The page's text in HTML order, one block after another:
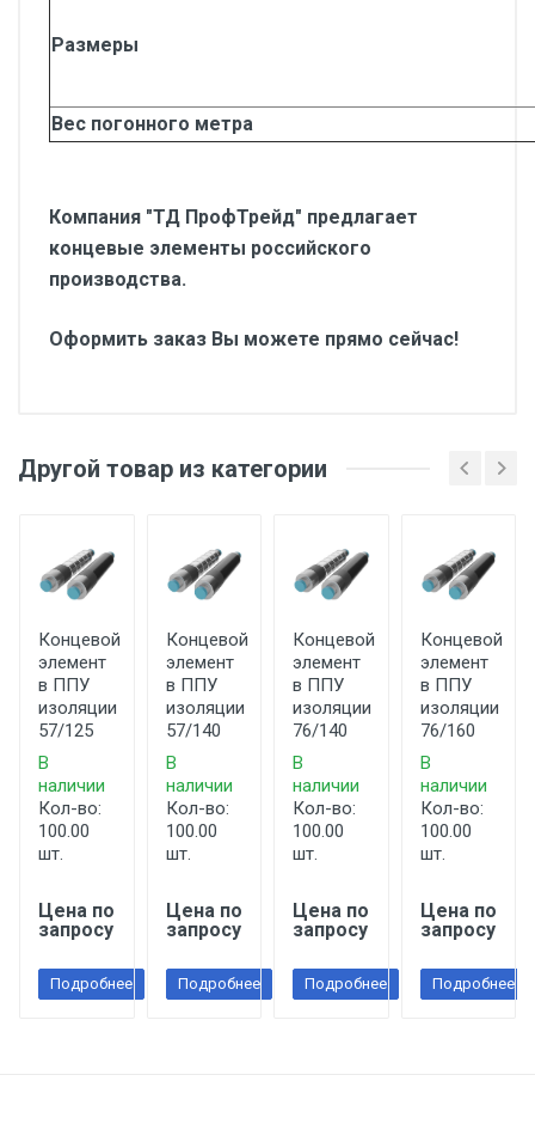
Размеры
Вес погонного метра
Компания "ТД ПрофТрейд" предлагает
концевые элементы российского
производства.
Оформить заказ Вы можете прямо сейчас!
Другой товар из категории
Концевой
элемент
в ППУ
изоляции
57/125
В
наличии
Кол-во:
100.00
шт.
Цена по
запросу
Подробнее
Концевой
элемент
в ППУ
изоляции
57/140
В
наличии
Кол-во:
100.00
шт.
Цена по
запросу
Подробнее
Концевой
элемент
в ППУ
изоляции
76/140
В
наличии
Кол-во:
100.00
шт.
Цена по
запросу
Подробнее
Концевой
элемент
в ППУ
изоляции
76/160
В
наличии
Кол-во:
100.00
шт.
Цена по
запросу
Подробнее